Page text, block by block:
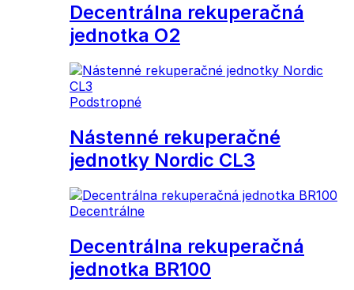
Decentrálna rekuperačná
jednotka O2
Podstropné
Nástenné rekuperačné
jednotky Nordic CL3
Decentrálne
Decentrálna rekuperačná
jednotka BR100